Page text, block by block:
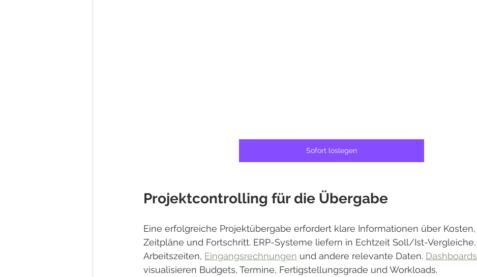
Sofort loslegen
Projektcontrolling für die Übergabe
Eine erfolgreiche Projektübergabe erfordert klare Informationen über Kosten,
Zeitpläne und Fortschritt. ERP-Systeme liefern in Echtzeit Soll/Ist-Vergleiche,
Arbeitszeiten, Eingangsrechnungen und andere relevante Daten. Dashboards
visualisieren Budgets, Termine, Fertigstellungsgrade und Workloads.